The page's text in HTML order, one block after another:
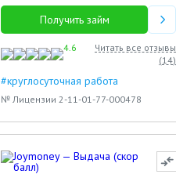
Получить займ
4.6
Читать все отзывы
(14)
#круглосуточная работа
№ Лицензии 2-11-01-77-000478